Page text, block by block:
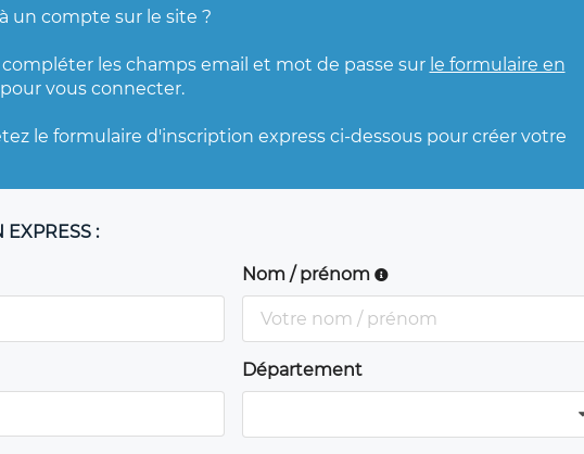
un compte sur le site ?
compléter les champs email et mot de passe sur le formulaire en
pour vous connecter.
le formulaire d'inscription express ci-dessous pour créer votre
EXPRESS :
Nom / prénom
Département